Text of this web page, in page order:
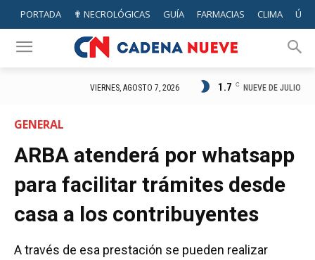
PORTADA ✟ NECROLÓGICAS GUÍA FARMACIAS CLIMA
VIERNES, AGOSTO 7, 2026 1.7 C NUEVE DE JULIO
GENERAL
ARBA atenderá por whatsapp
para facilitar trámites desde
casa a los contribuyentes
A través de esa prestación se pueden realizar